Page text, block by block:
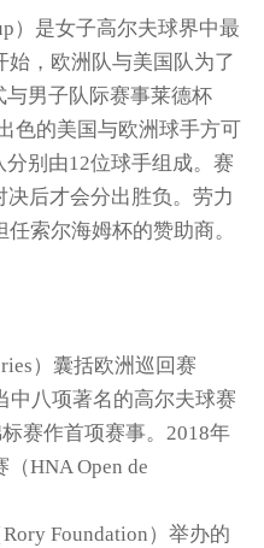
是女子高尔夫球界中最
始，欧洲队与美国队为了
与男子队际赛事莱德杯
色的美国与欧洲球手方可
别由12位球手组成。赛
后才会分出胜负。劳力
索尔海姆杯的赞助商。
）囊括欧洲巡回赛
中八项著名的高尔夫球赛
赛作首项赛事。2018年
HNA Open de
Foundation）举办的